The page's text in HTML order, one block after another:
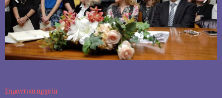
Σημαντικά αρχεία